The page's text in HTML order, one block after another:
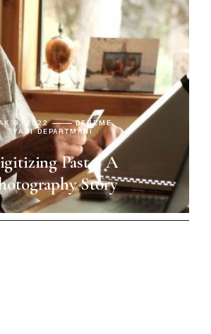
9, 2022
DENEME
YAZI DEPARTMANI
Past – A
Story